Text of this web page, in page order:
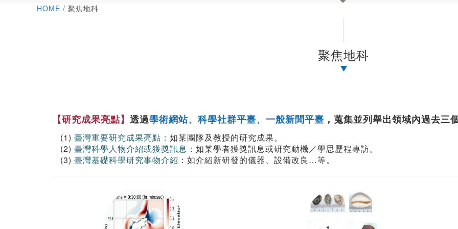
HOME / 聚焦地科
聚焦地科
【研究成果亮點】 透過學術網站、科學社群平臺、一般新聞平臺 ，蒐集並列舉出領域內過去三
(1) 臺灣重要研究成果亮點 ：如某團隊及教授的研究成果。
(2) 臺灣科學人物介紹或獲獎訊息 ：如某學者獲獎訊息或研究動機／學思歷程專訪。
(3) 臺灣基礎科學研究事物介紹 ：如介紹新研發的儀器、設備改良…等。